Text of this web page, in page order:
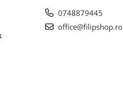
0748879445
office@filipshop.ro